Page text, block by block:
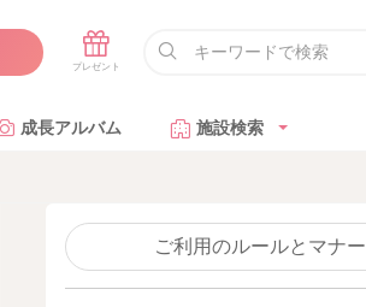
成長アルバム 施設検索
ご利用のルールとマナー